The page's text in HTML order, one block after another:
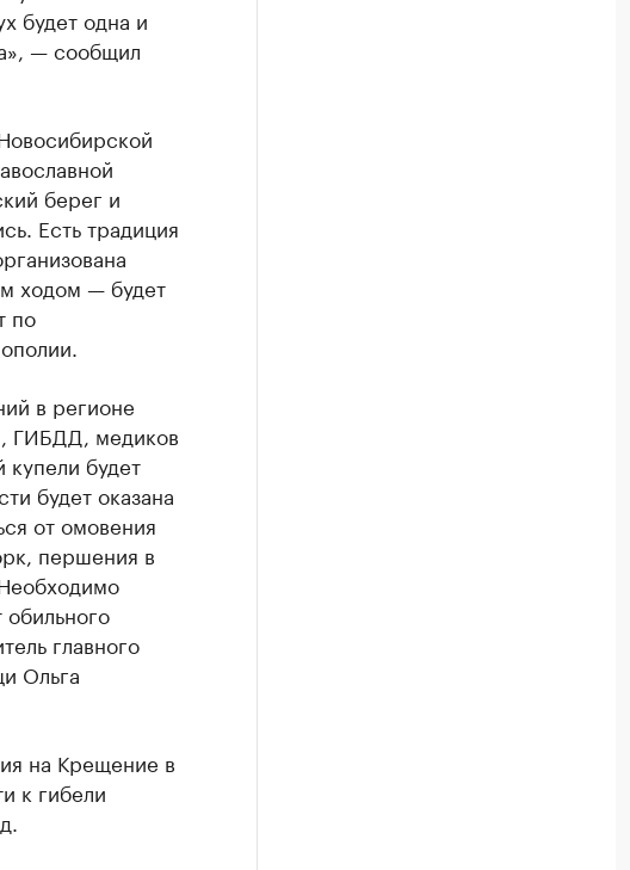
будет одна и
— сообщил
Новосибирской
берег и
Есть традиция
ходом — будет
по
в регионе
ГИБДД, медиков
будет
будет оказана
от омовения
першения в
главного
Ольга
на Крещение в
к гибели